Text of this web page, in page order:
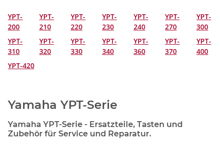
YPT-
200
YPT-
210
YPT-
220
YPT-
230
YPT-
240
YPT-
270
YPT-
300
YPT-
310
YPT-
320
YPT-
330
YPT-
340
YPT-
360
YPT-
370
YPT-
400
YPT-420
Yamaha YPT-Serie
Yamaha YPT-Serie - Ersatzteile, Tasten und
Zubehör für Service und Reparatur.